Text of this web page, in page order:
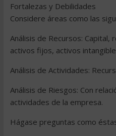
Fortalezas y Debilidades
Considere áreas como las
Análisis de Recursos: Capital,
activos fijos, activos
Análisis de Actividades:
Análisis de Riesgos: Con
actividades de la empresa.
Hágase preguntas como